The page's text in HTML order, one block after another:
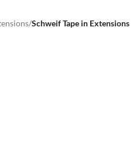
/Schweif Tape in Extensions